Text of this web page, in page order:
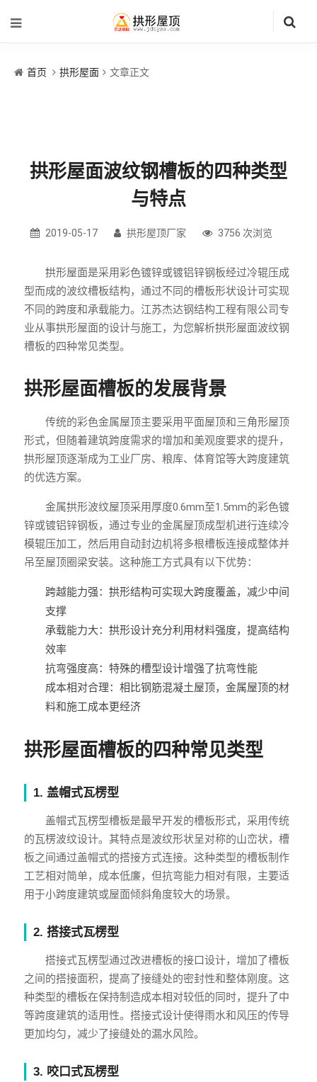
首页 拱形屋面 文章正文
拱形屋面波纹钢槽板的四种类型
与特点
2019-05-17 拱形屋顶厂家 3756 次浏览
拱形屋面是采用彩色镀锌或镀铝锌钢板经过冷辊压成
型而成的波纹槽板结构，通过不同的槽板形状设计可实现
不同的跨度和承载能力。江苏杰达钢结构工程有限公司专
业从事拱形屋面的设计与施工，为您解析拱形屋面波纹钢
槽板的四种常见类型。
拱形屋面槽板的发展背景
传统的彩色金属屋顶主要采用平面屋顶和三角形屋顶
形式，但随着建筑跨度需求的增加和美观度要求的提升，
拱形屋顶逐渐成为工业厂房、粮库、体育馆等大跨度建筑
的优选方案。
金属拱形波纹屋顶采用厚度0.6mm至1.5mm的彩色镀
锌或镀铝锌钢板，通过专业的金属屋顶成型机进行连续冷
模辊压加工，然后用自动封边机将多根槽板连接成整体并
吊至屋顶圈梁安装。这种施工方式具有以下优势：
跨越能力强：拱形结构可实现大跨度覆盖，减少中间
支撑
承载能力大：拱形设计充分利用材料强度，提高结构
效率
抗弯强度高：特殊的槽型设计增强了抗弯性能
成本相对合理：相比钢筋混凝土屋顶，金属屋顶的材
料和施工成本更经济
拱形屋面槽板的四种常见类型
1. 盖帽式瓦楞型
盖帽式瓦楞型槽板是最早开发的槽板形式，采用传统
的瓦楞波纹设计。其特点是波纹形状呈对称的山峦状，槽
板之间通过盖帽式的搭接方式连接。这种类型的槽板制作
工艺相对简单，成本低廉，但抗弯能力相对有限，主要适
用于小跨度建筑或屋面倾斜角度较大的场景。
2. 搭接式瓦楞型
搭接式瓦楞型通过改进槽板的接口设计，增加了槽板
之间的搭接面积，提高了接缝处的密封性和整体刚度。这
种类型的槽板在保持制造成本相对较低的同时，提升了中
等跨度建筑的适用性。搭接式设计使得雨水和风压的传导
更加均匀，减少了接缝处的漏水风险。
3. 咬口式瓦楞型